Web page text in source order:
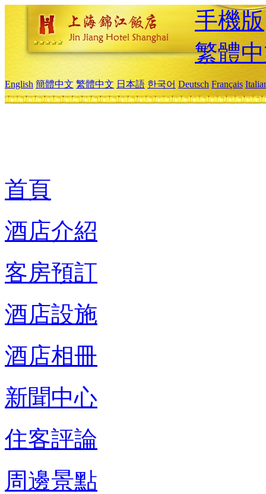
手機版
繁體
English 簡體中文 繁體中文 日本語 한국어 Deutsch Français
首頁
酒店介紹
客房預訂
酒店設施
酒店相冊
新聞中心
住客評論
周邊景點